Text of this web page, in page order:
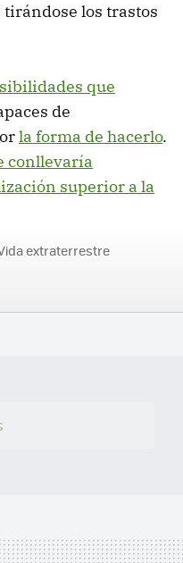
los trastos
que
de
la forma de hacerlo.
conllevaría
superior a la
extraterrestre